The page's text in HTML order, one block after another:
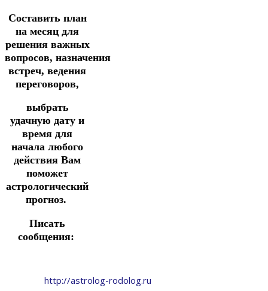
Составить план
на месяц для
решения важных
вопросов, назначения
встреч, ведения
переговоров,
выбрать
удачную дату и
время для
начала любого
действия Вам
поможет
астрологический
прогноз.
Писать
сообщения:
http://astrolog-rodolog.ru